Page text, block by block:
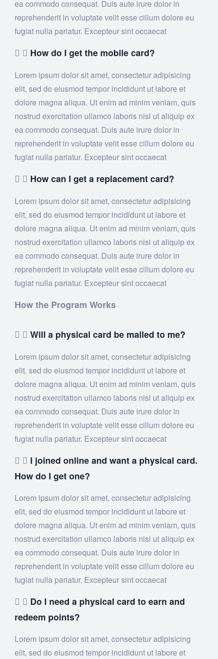
ea commodo consequat. Duis aute irure dolor in
reprehenderit in voluptate velit esse cillum dolore eu
fugiat nulla pariatur. Excepteur sint occaecat
How do I get the mobile card?
Lorem ipsum dolor sit amet, consectetur adipisicing
elit, sed do eiusmod tempor incididunt ut labore et
dolore magna aliqua. Ut enim ad minim veniam, quis
nostrud exercitation ullamco laboris nisi ut aliquip ex
ea commodo consequat. Duis aute irure dolor in
reprehenderit in voluptate velit esse cillum dolore eu
fugiat nulla pariatur. Excepteur sint occaecat
How can I get a replacement card?
Lorem ipsum dolor sit amet, consectetur adipisicing
elit, sed do eiusmod tempor incididunt ut labore et
dolore magna aliqua. Ut enim ad minim veniam, quis
nostrud exercitation ullamco laboris nisi ut aliquip ex
ea commodo consequat. Duis aute irure dolor in
reprehenderit in voluptate velit esse cillum dolore eu
fugiat nulla pariatur. Excepteur sint occaecat
How the Program Works
Will a physical card be mailed to me?
Lorem ipsum dolor sit amet, consectetur adipisicing
elit, sed do eiusmod tempor incididunt ut labore et
dolore magna aliqua. Ut enim ad minim veniam, quis
nostrud exercitation ullamco laboris nisi ut aliquip ex
ea commodo consequat. Duis aute irure dolor in
reprehenderit in voluptate velit esse cillum dolore eu
fugiat nulla pariatur. Excepteur sint occaecat
I joined online and want a physical card.
How do I get one?
Lorem ipsum dolor sit amet, consectetur adipisicing
elit, sed do eiusmod tempor incididunt ut labore et
dolore magna aliqua. Ut enim ad minim veniam, quis
nostrud exercitation ullamco laboris nisi ut aliquip ex
ea commodo consequat. Duis aute irure dolor in
reprehenderit in voluptate velit esse cillum dolore eu
fugiat nulla pariatur. Excepteur sint occaecat
Do I need a physical card to earn and
redeem points?
Lorem ipsum dolor sit amet, consectetur adipisicing
elit, sed do eiusmod tempor incididunt ut labore et